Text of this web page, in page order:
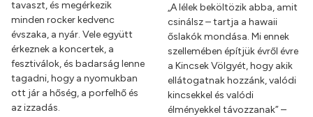
tavaszt, és megérkezik
minden rocker kedvenc
évszaka, a nyár. Vele együtt
érkeznek a koncertek, a
fesztiválok, és badarság lenne
tagadni, hogy a nyomukban
ott jár a hőség, a porfelhő és
az izzadás.
„A lélek beköltözik abba, amit
csinálsz – tartja a hawaii
őslakók mondása. Mi ennek
szellemében építjük évről évre
a Kincsek Völgyét, hogy akik
ellátogatnak hozzánk, valódi
kincsekkel és valódi
élményekkel távozzanak” –